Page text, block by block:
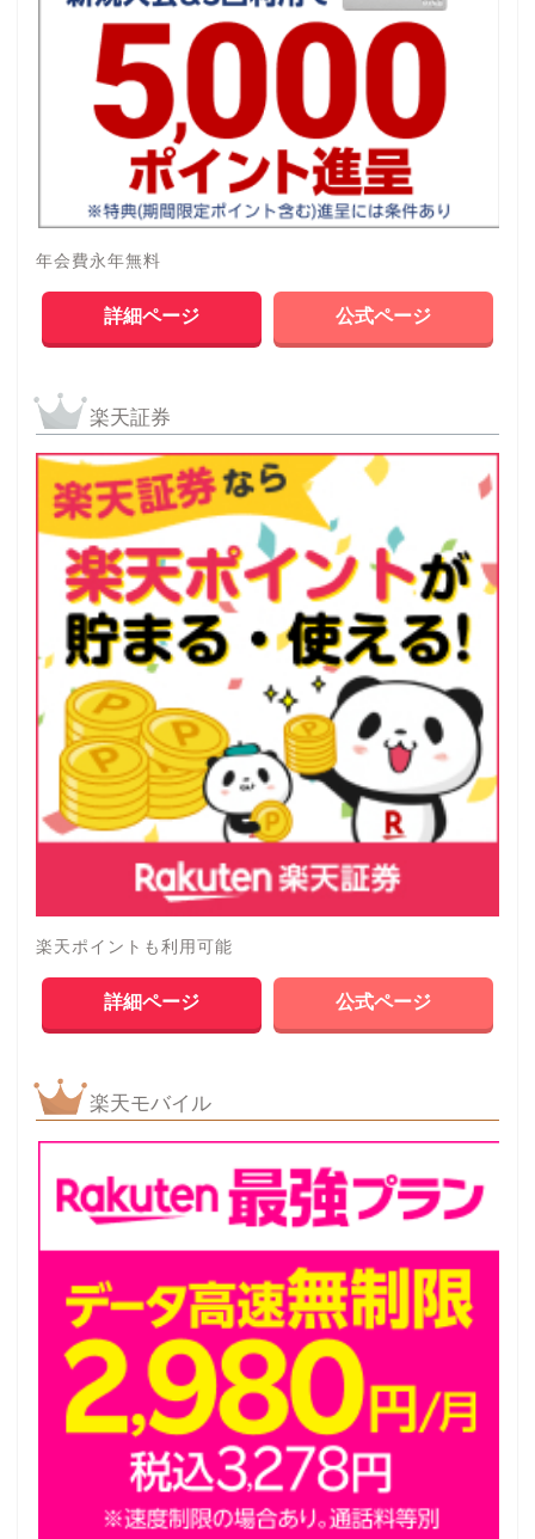
年会費永年無料
詳細ページ 公式ページ
楽天証券
楽天ポイントも利用可能
詳細ページ 公式ページ
楽天モバイル